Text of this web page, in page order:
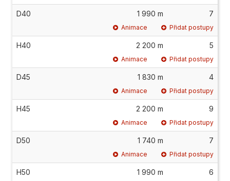
D40 1 990 m 7
Animace Přidat postupy
H40 2 200 m 5
Animace Přidat postupy
D45 1 830 m 4
Animace Přidat postupy
H45 2 200 m 9
Animace Přidat postupy
D50 1 740 m 7
Animace Přidat postupy
H50 1 990 m 6